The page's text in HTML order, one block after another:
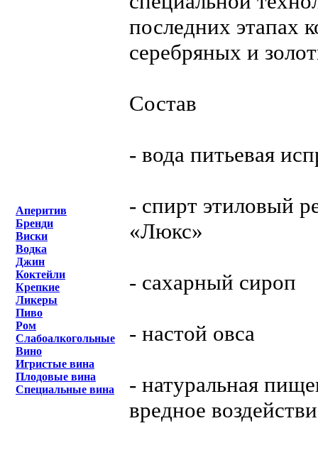
Аперитив
Бренди
Виски
Водка
Джин
Коктейли
Крепкие
Ликеры
Пиво
Ром
Слабоалкогольные
Вино
Игристые вина
Плодовые вина
Специальные вина
последних этапах
серебряных и
Состав
- вода питьевая
- спирт этиловый
«Люкс»
- сахарный сироп
- настой овса
- натуральная
вредное